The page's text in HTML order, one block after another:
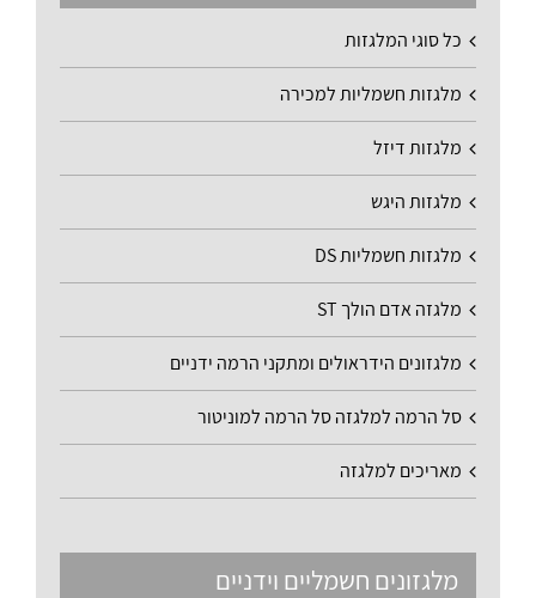
כל סוגי המלגזות
מלגזות חשמליות למכירה
מלגזות דיזל
מלגזות היגש
מלגזות חשמליות DS
מלגזה אדם הולך ST
מלגזונים הידראולים ומתקני הרמה ידניים
סל הרמה למלגזה סל הרמה למוניטור
מאריכים למלגזה
מלגזונים חשמליים וידניים